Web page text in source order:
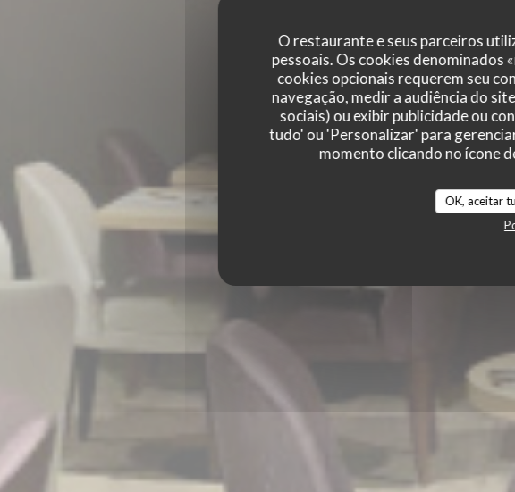
O restaurante e seus parceiros
pessoais. Os cookies
cookies opcionais requerem seu
navegação, medir a audiência do
sociais) ou exibir publicidade ou
tudo' ou 'Personalizar' para
momento clicando no ícone
OK, aceitar
BISTRO DE GIF